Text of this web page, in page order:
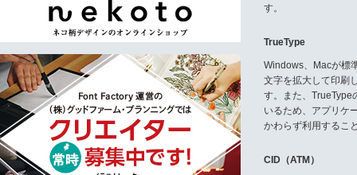
す。
TrueType
Windows、Macが標
文字を拡大して印刷
す。また、TrueType
いるため、アプリケ
かわらず利用するこ
CID（ATM）